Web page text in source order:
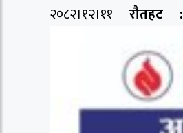
२०८२।१२।११ रौतहट :